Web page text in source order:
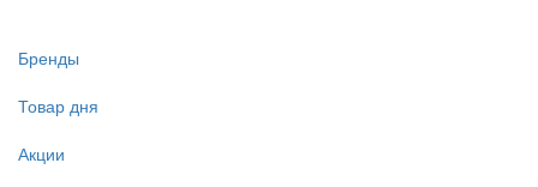
Бренды
Товар дня
Акции